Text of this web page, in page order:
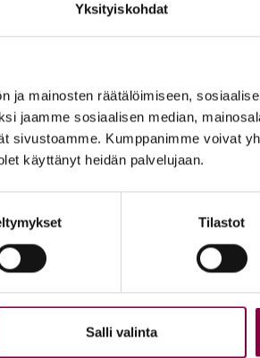
Yksityiskohdat
ja mainosten räätälöimiseen,
jaamme sosiaalisen median,
sivustoamme. Kumppanimme voivat
käyttänyt heidän palvelujaan.
Tilastot
Salli valinta